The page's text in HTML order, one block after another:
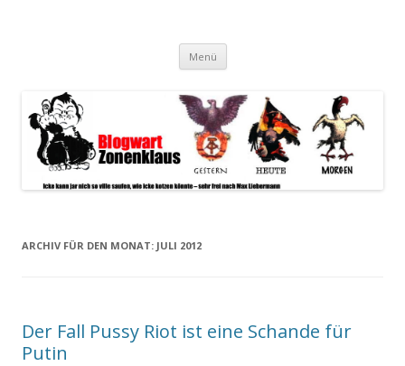
spiegeln im wesentlichen den Gesundheitszustand dieser unserer
Menü Zum
springen
ARCHIV FÜR DEN MONAT: JULI 2012
Der Fall Pussy Riot ist eine Schande für
Putin